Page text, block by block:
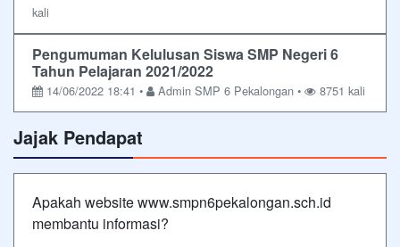
kali
Pengumuman Kelulusan Siswa SMP Negeri 6
Tahun Pelajaran 2021/2022
14/06/2022 18:41 • Admin SMP 6 Pekalongan • 8751 kali
Jajak Pendapat
Apakah website www.smpn6pekalongan.sch.id
membantu informasi?